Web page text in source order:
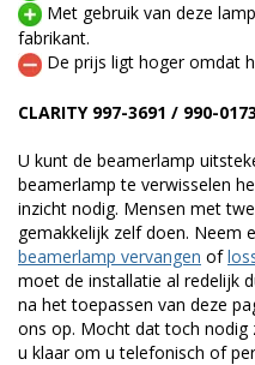
Met gebruik van deze
fabrikant.
De prijs ligt hoger omdat
CLARITY 997-3691 / 990-
U kunt de beamerlamp
beamerlamp te verwisselen
inzicht nodig. Mensen met
gemakkelijk zelf doen. Neem
beamerlamp vervangen of
moet de installatie al redelijk
na het toepassen van deze
ons op. Mocht dat toch nodig
u klaar om u telefonisch of